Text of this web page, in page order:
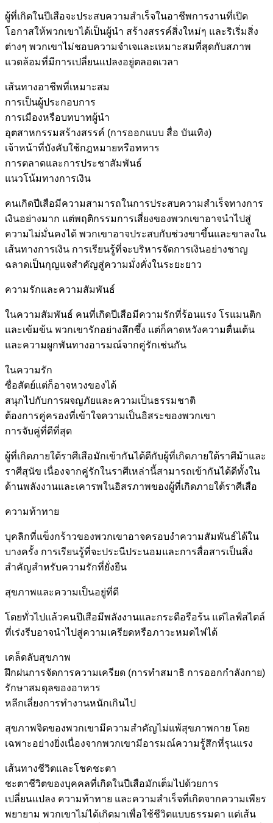
ผู้ที่เกิดในปีเสือจะประสบความสำเร็จในอาชีพการงานที่เปิด
โอกาสให้พวกเขาได้เป็นผู้นำ สร้างสรรค์สิ่งใหม่ๆ และริเริ่มสิ่ง
ต่างๆ พวกเขาไม่ชอบความจำเจและเหมาะสมที่สุดกับสภาพ
แวดล้อมที่มีการเปลี่ยนแปลงอยู่ตลอดเวลา
เส้นทางอาชีพที่เหมาะสม
การเป็นผู้ประกอบการ
การเมืองหรือบทบาทผู้นำ
อุตสาหกรรมสร้างสรรค์ (การออกแบบ สื่อ บันเทิง)
เจ้าหน้าที่บังคับใช้กฎหมายหรือทหาร
การตลาดและการประชาสัมพันธ์
แนวโน้มทางการเงิน
คนเกิดปีเสือมีความสามารถในการประสบความสำเร็จทางการ
เงินอย่างมาก แต่พฤติกรรมการเสี่ยงของพวกเขาอาจนำไปสู่
ความไม่มั่นคงได้ พวกเขาอาจประสบกับช่วงขาขึ้นและขาลงใน
เส้นทางการเงิน การเรียนรู้ที่จะบริหารจัดการเงินอย่างชาญ
ฉลาดเป็นกุญแจสำคัญสู่ความมั่งคั่งในระยะยาว
ความรักและความสัมพันธ์
ในความสัมพันธ์ คนที่เกิดปีเสือมีความรักที่ร้อนแรง โรแมนติก
และเข้มข้น พวกเขารักอย่างลึกซึ้ง แต่ก็คาดหวังความตื่นเต้น
และความผูกพันทางอารมณ์จากคู่รักเช่นกัน
ในความรัก
ซื่อสัตย์แต่ก็อาจหวงของได้
สนุกไปกับการผจญภัยและความเป็นธรรมชาติ
ต้องการคู่ครองที่เข้าใจความเป็นอิสระของพวกเขา
การจับคู่ที่ดีที่สุด
ผู้ที่เกิดภายใต้ราศีเสือมักเข้ากันได้ดีกับผู้ที่เกิดภายใต้ราศีม้าและ
ราศีสุนัข เนื่องจากคู่รักในราศีเหล่านี้สามารถเข้ากันได้ดีทั้งใน
ด้านพลังงานและเคารพในอิสรภาพของผู้ที่เกิดภายใต้ราศีเสือ
ความท้าทาย
บุคลิกที่แข็งกร้าวของพวกเขาอาจครอบงำความสัมพันธ์ได้ใน
บางครั้ง การเรียนรู้ที่จะประนีประนอมและการสื่อสารเป็นสิ่ง
สำคัญสำหรับความรักที่ยั่งยืน
สุขภาพและความเป็นอยู่ที่ดี
โดยทั่วไปแล้วคนปีเสือมีพลังงานและกระตือรือร้น แต่ไลฟ์สไตล์
ที่เร่งรีบอาจนำไปสู่ความเครียดหรือภาวะหมดไฟได้
เคล็ดลับสุขภาพ
ฝึกฝนการจัดการความเครียด (การทำสมาธิ การออกกำลังกาย)
รักษาสมดุลของอาหาร
หลีกเลี่ยงการทำงานหนักเกินไป
สุขภาพจิตของพวกเขามีความสำคัญไม่แพ้สุขภาพกาย โดย
เฉพาะอย่างยิ่งเนื่องจากพวกเขามีอารมณ์ความรู้สึกที่รุนแรง
เส้นทางชีวิตและโชคชะตา
ชะตาชีวิตของบุคคลที่เกิดในปีเสือมักเต็มไปด้วยการ
เปลี่ยนแปลง ความท้าทาย และความสำเร็จที่เกิดจากความเพียร
พยายาม พวกเขาไม่ได้เกิดมาเพื่อใช้ชีวิตแบบธรรมดา แต่เส้น